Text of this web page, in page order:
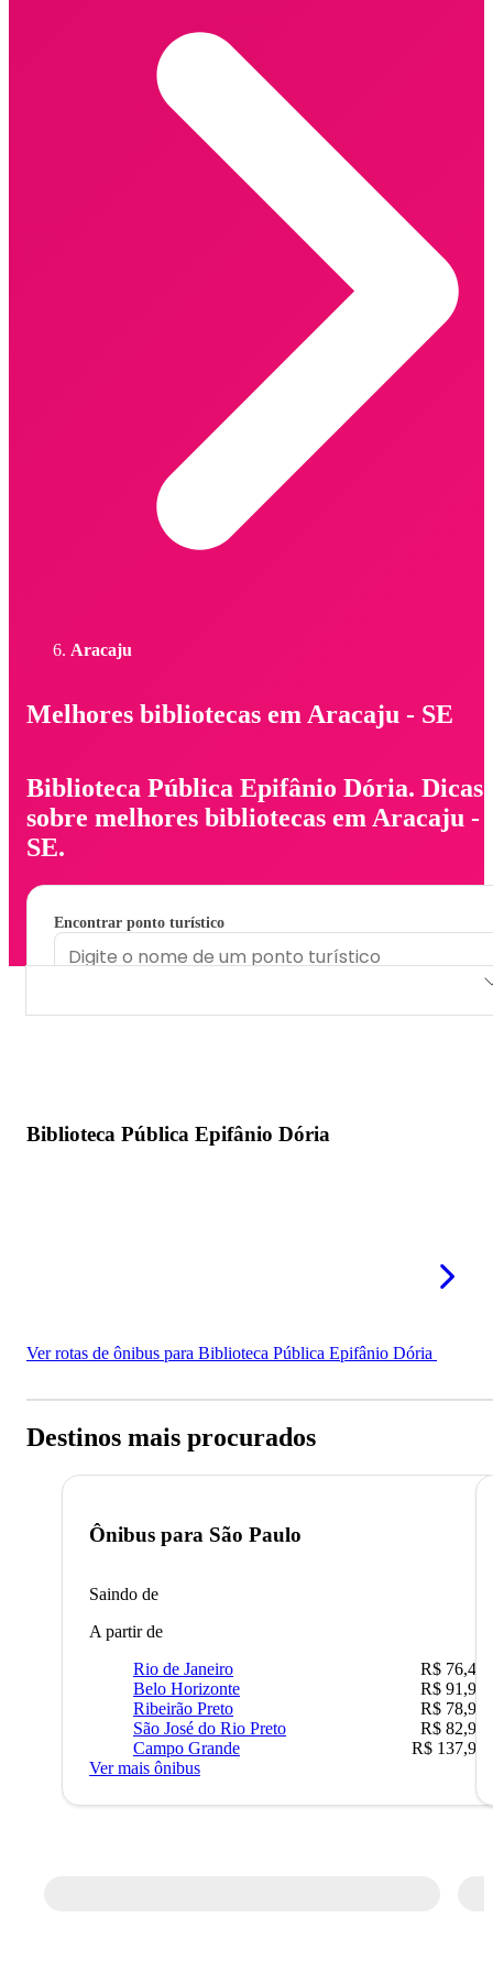
Aracaju
Melhores bibliotecas em Aracaju - SE
Biblioteca Pública Epifânio Dória. Dicas
sobre melhores bibliotecas em Aracaju -
SE.
Encontrar ponto turístico
Biblioteca Pública Epifânio Dória
Ver rotas de ônibus para Biblioteca Pública Epifânio Dória
Destinos mais procurados
Ônibus para São Paulo
Saindo de
A partir de
Rio de Janeiro
R$ 76,42
Belo Horizonte
R$ 91,90
Ribeirão Preto
R$ 78,90
São José do Rio Preto
R$ 82,90
Campo Grande
R$ 137,90
Ver mais ônibus